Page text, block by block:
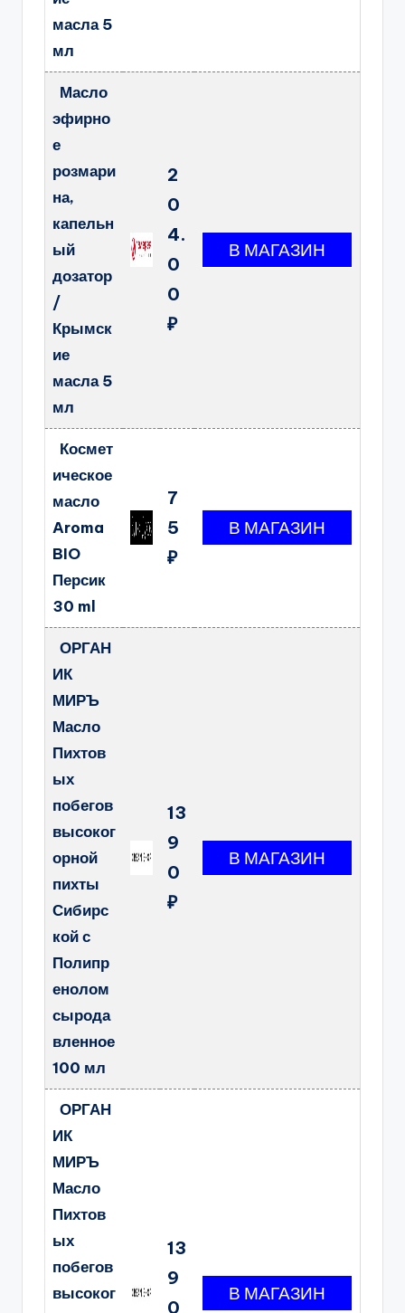
масла 5
мл
Масло
эфирно
е
розмари
на,
капельн
ый
дозатор
/
Крымск
ие
масла 5
мл
2
0
4.
0
0
₽
Космет
ическое
масло
Aroma
BIO
Персик
30 ml
7
5
₽
ОРГАН
ИК
МИРЪ
Масло
Пихтов
ых
побегов
высоког
орной
пихты
Сибирс
кой с
Полипр
енолом
сырода
вленное
100 мл
13
9
0
₽
ОРГАН
ИК
МИРЪ
Масло
Пихтов
ых
побегов
высоког
13
9
0